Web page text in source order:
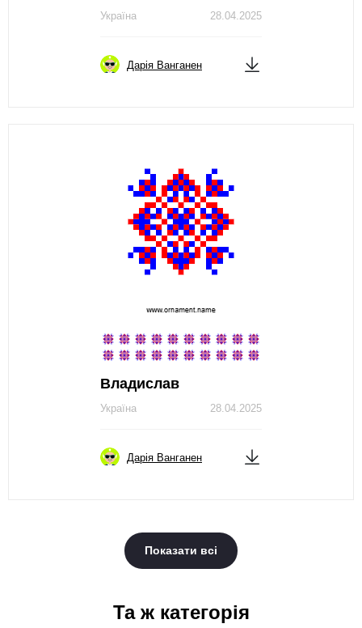
28.04.2025
Україна
Дарія Ванганен
Владислав
28.04.2025
Україна
Дарія Ванганен
Показати всі
Та ж категорія